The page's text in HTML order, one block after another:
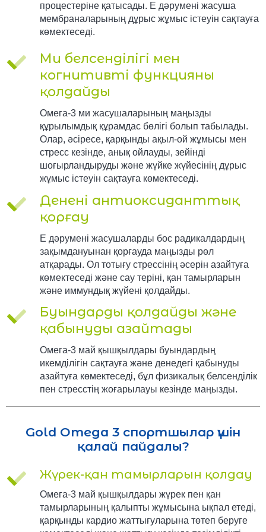
процестеріне қатысады. Е дәрумені жасуша
мембраналарының дұрыс жұмыс істеуін сақтауға
көмектеседі.
Ми белсенділігі мен
когнитивті функцияны
қолдайды
Омега-3 ми жасушаларының маңызды
құрылымдық құрамдас бөлігі болып табылады.
Олар, әсіресе, қарқынды ақыл-ой жұмысы мен
стресс кезінде, анық ойлауды, зейінді
шоғырландыруды және жүйке жүйесінің дұрыс
жұмыс істеуін сақтауға көмектеседі.
Денені антиоксиданттық
қорғау
Е дәрумені жасушаларды бос радикалдардың
зақымдануынан қорғауда маңызды рөл
атқарады. Ол тотығу стрессінің әсерін азайтуға
көмектеседі және сау теріні, қан тамырларын
және иммундық жүйені қолдайды.
Буындарды қолдайды және
қабынуды азайтады
Омега-3 май қышқылдары буындардың
икемділігін сақтауға және денедегі қабынуды
азайтуға көмектеседі, бұл физикалық белсенділік
пен стресстің жоғарылауы кезінде маңызды.
Gold Omega 3 спортшылар үшін
қалай пайдалы?
Жүрек-қан тамырларын қолдау
Омега-3 май қышқылдары жүрек пен қан
тамырларының қалыпты жұмысына ықпал етеді,
қарқынды кардио жаттығуларына төтеп беруге